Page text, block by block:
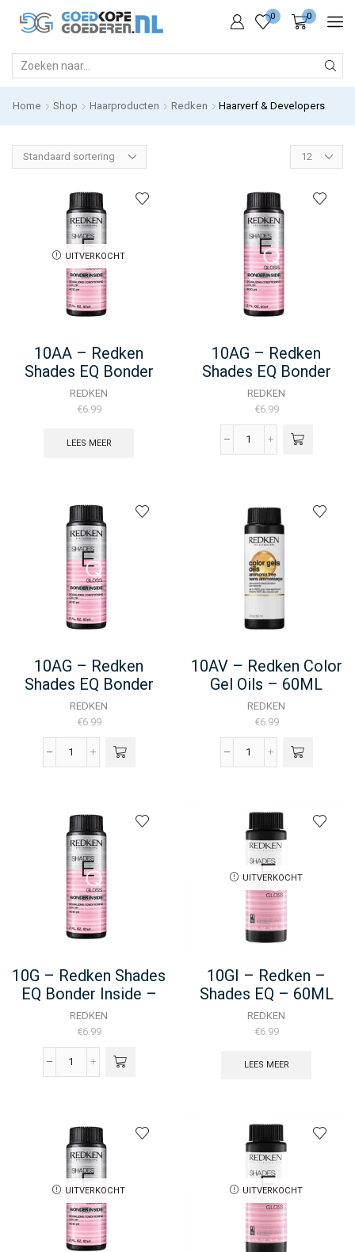
0 0
INPUT
Home Shop Haarproducten Redken Haarverf & Developers
Products
per
UITVERKOCHT
10AA – Redken
Shades EQ Bonder
Inside – 60ML
REDKEN
€6.99
LEES MEER
10AG – Redken
Shades EQ Bonder
Inside – 60ML
REDKEN
€6.99
10AG
EQ
Bonder
Inside
60ML
aantal
10AG – Redken
Shades EQ Bonder
Inside – 60ML
REDKEN
€6.99
10AG
EQ
Bonder
Inside
-
60ML
aantal
10AV – Redken Color
Gel Oils – 60ML
REDKEN
€6.99
10AV
Gel
Oils
-
60ML
aantal
10G – Redken Shades
EQ Bonder Inside –
60ML
REDKEN
€6.99
10G
EQ
Bonder
Inside
-
60ML
aantal
UITVERKOCHT
10GI – Redken –
Shades EQ – 60ML
REDKEN
€6.99
LEES MEER
UITVERKOCHT UITVERKOCHT